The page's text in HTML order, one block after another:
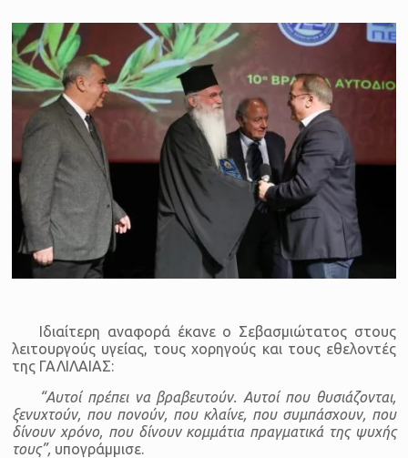
Ιδιαίτερη αναφορά έκανε ο Σεβασμιώτατος στους
λειτουργούς υγείας, τους χορηγούς και τους εθελοντές
της ΓΑΛΙΛΑΙΑΣ:
“Αυτοί πρέπει να βραβευτούν. Αυτοί που θυσιάζονται,
ξενυχτούν, που πονούν, που κλαίνε, που συμπάσχουν, που
δίνουν χρόνο, που δίνουν κομμάτια πραγματικά της ψυχής
τους”, υπογράμμισε.